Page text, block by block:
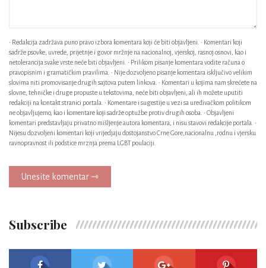
• Redakcija zadržava puno pravo izbora komentara koji će biti objavljeni. • Komentari koji
sadrže psovke, uvrede, prijetnje i govor mržnje na nacionalnoj, vjerskoj, rasnoj osnovi, kao i
netolerancija svake vrste neće biti objavljeni. • Prilikom pisanje komentara vodite računa o
pravopisnim i gramatičkim pravilima. • Nije dozvoljeno pisanje komentara isključivo velikim
slovima niti promovisanje drugih sajtova putem linkova. • Komentari u kojima nam skrećete na
slovne, tehničke i druge propuste u tekstovima, neće biti objavljeni, ali ih možete uputiti
redakciji na kontakt stranici portala. • Komentare i sugestije u vezi sa uređivačkom politikom
ne objavljujemo, kao i komentare koji sadrže optužbe protiv drugih osoba. • Objavljeni
komentari predstavljaju privatno mišljenje autora komentara, i nisu stavovi redakcije portala. •
Nijesu dozvoljeni komentari koji vrijedjaju dostojanstvo Crne Gore,nacionalnu ,rodnu i vjersku
ravnopravnost ili podstice mrznja prema LGBT poulaciji.
Unesite komentar ⇾
Subscribe